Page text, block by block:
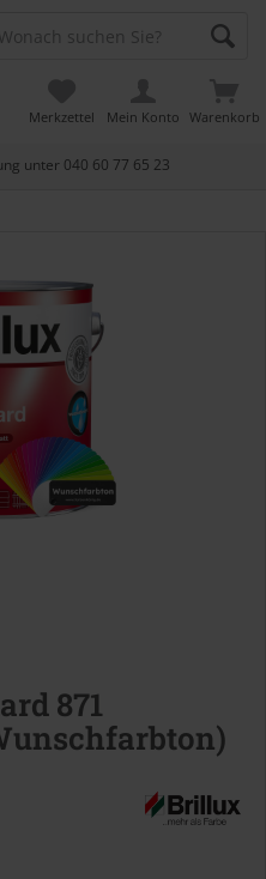
unter 040 60 77 65 23
Warenkorb
Merkzettel Mein Konto
871